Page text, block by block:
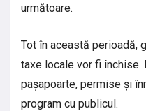
următoare.
Tot în această perioadă,
taxe locale vor fi
pașapoarte, permise și
program cu publicul.